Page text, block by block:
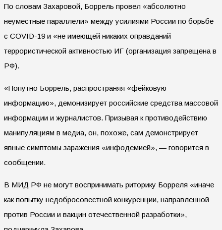
По словам Захаровой, Боррель провел «абсолютно
неуместные параллели» между усилиями России по борьбе
с COVID-19 и «не имеющей никаких оправданий
террористической активностью ИГ (организация запрещена в
РФ).
«Попутно Боррель, распространяя «фейковую
информацию», демонизирует российские средства массовой
информации и журналистов. Призывая к противодействию
манипуляциям в медиа, он, похоже, сам демонстрирует
явные симптомы заражения «инфодемией», — говорится в
сообщении.
В МИД РФ не могут воспринимать риторику Борреля «иначе
как попытку недобросовестной конкуренции, направленной
против России и вакцин отечественной разработки»,